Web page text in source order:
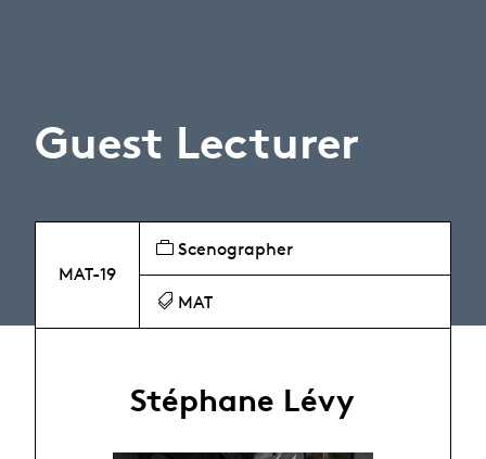
Guest Lecturer
MAT-19
Scenographer
MAT
Stéphane Lévy